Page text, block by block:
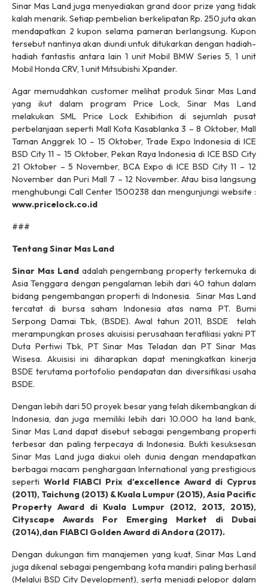
Sinar Mas Land juga menyediakan grand door prize yang tidak
kalah menarik. Setiap pembelian berkelipatan Rp. 250 juta akan
mendapatkan 2 kupon selama pameran berlangsung. Kupon
tersebut nantinya akan diundi untuk ditukarkan dengan hadiah-
hadiah fantastis antara lain 1 unit Mobil BMW Series 5, 1 unit
Mobil Honda CRV, 1 unit Mitsubishi Xpander.
Agar memudahkan customer melihat produk Sinar Mas Land
yang ikut dalam program Price Lock, Sinar Mas Land
melakukan SML Price Lock Exhibition di sejumlah pusat
perbelanjaan seperti Mall Kota Kasablanka 3 – 8 Oktober, Mall
Taman Anggrek 10 – 15 Oktober, Trade Expo Indonesia di ICE
BSD City 11 – 15 Oktober, Pekan Raya Indonesia di ICE BSD City
21 Oktober – 5 November, BCA Expo di ICE BSD City 11 – 12
November dan Puri Mall 7 – 12 November. Atau bisa langsung
menghubungi Call Center 1500238 dan mengunjungi website :
www.pricelock.co.id
###
Tentang Sinar Mas Land
Sinar Mas Land adalah pengembang property terkemuka di
Asia Tenggara dengan pengalaman lebih dari 40 tahun dalam
bidang pengembangan properti di Indonesia. Sinar Mas Land
tercatat di bursa saham Indonesia atas nama PT. Bumi
Serpong Damai Tbk, (BSDE). Awal tahun 2011, BSDE telah
merampungkan proses akuisisi perusahaan terafiliasi yakni PT
Duta Pertiwi Tbk, PT Sinar Mas Teladan dan PT Sinar Mas
Wisesa. Akuisisi ini diharapkan dapat meningkatkan kinerja
BSDE terutama portofolio pendapatan dan diversifikasi usaha
BSDE.
Dengan lebih dari 50 proyek besar yang telah dikembangkan di
Indonesia, dan juga memiliki lebih dari 10.000 ha land bank,
Sinar Mas Land dapat disebut sebagai pengembang properti
terbesar dan paling terpecaya di Indonesia. Bukti kesuksesan
Sinar Mas Land juga diakui oleh dunia dengan mendapatkan
berbagai macam penghargaan International yang prestigious
seperti World FIABCI Prix d’excellence Award di Cyprus
(2011), Taichung (2013) & Kuala Lumpur (2015), Asia Pacific
Property Award di Kuala Lumpur (2012, 2013, 2015),
Cityscape Awards For Emerging Market di Dubai
(2014),dan FIABCI Golden Award di Andora (2017).
Dengan dukungan tim manajemen yang kuat, Sinar Mas Land
juga dikenal sebagai pengembang kota mandiri paling berhasil
(Melalui BSD City Development), serta menjadi pelopor dalam